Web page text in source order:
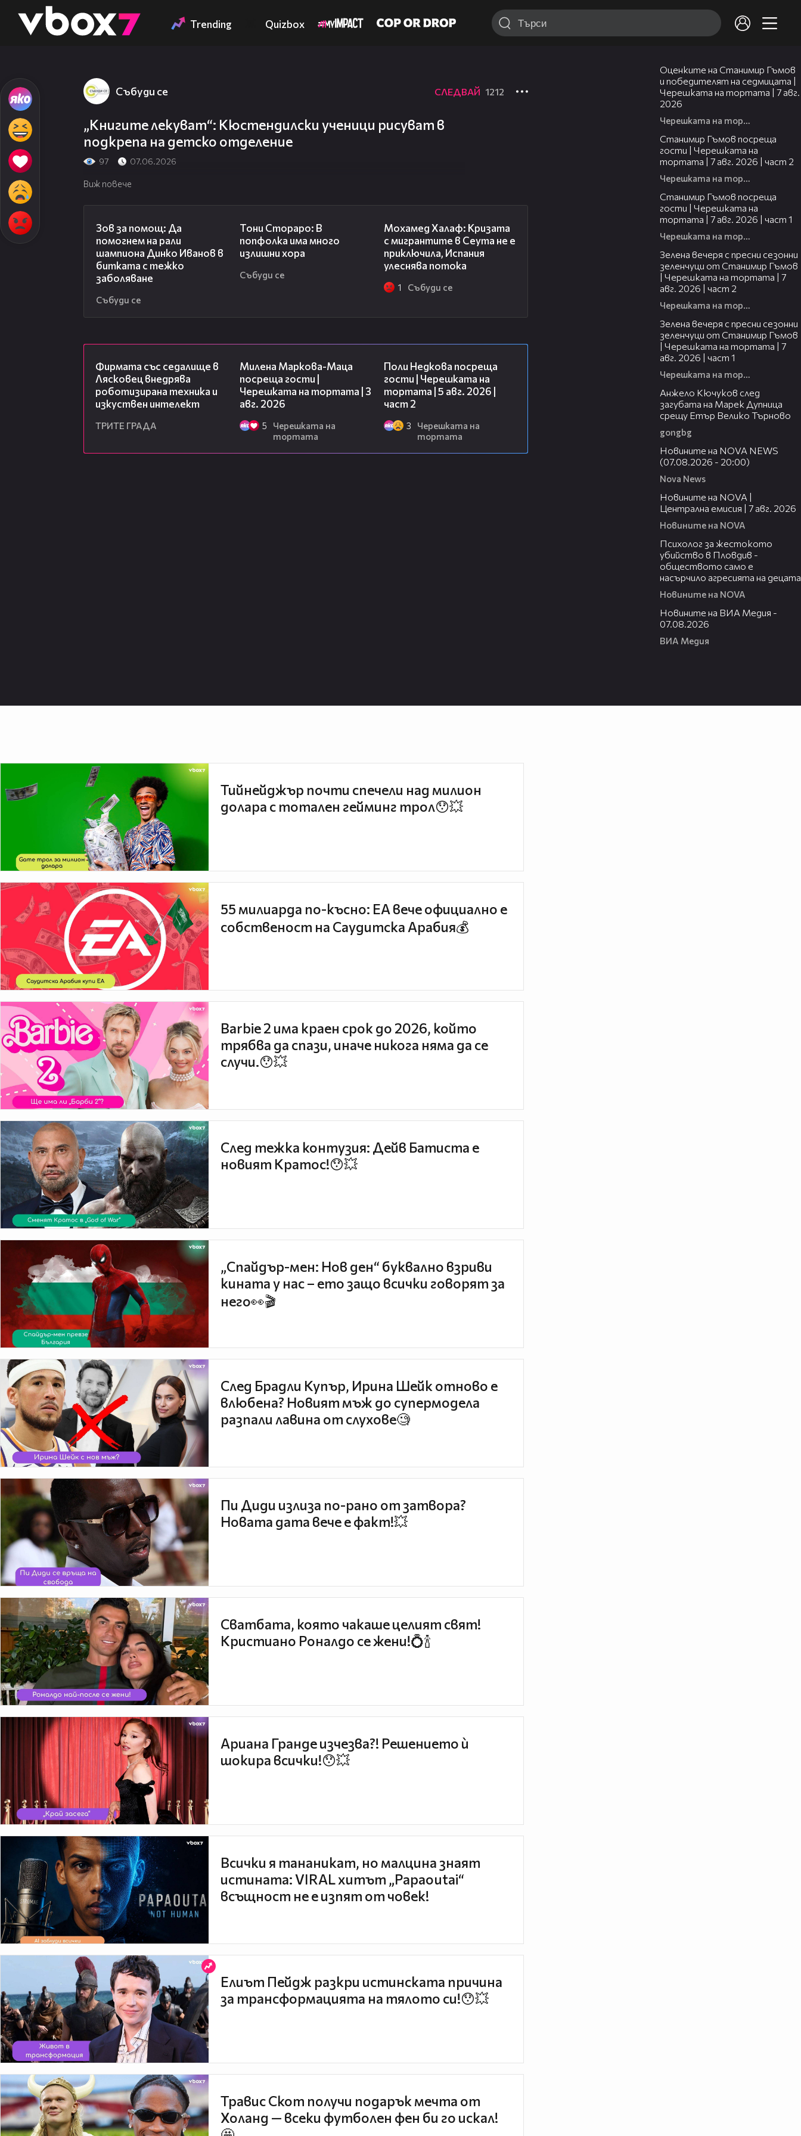
👾 Trending Quizbox
Събуди се СЛЕДВАЙ 1212
„Книгите лекуват“: Кюстендилски ученици рисуват в
подкрепа на детско отделение
97 07.06.2026
Виж повече
Зов за помощ: Да
помогнем на рали
шампиона Динко Иванов в
битката с тежко
заболяване
Събуди се
Тони Стораро: В
попфолка има много
излишни хора
Събуди се
Мохамед Халаф: Кризата
с мигрантите в Сеута не е
приключила, Испания
улеснява потока
1 Събуди се
Фирмата със седалище в
Лясковец внедрява
роботизирана техника и
изкуствен интелект
ТРИТЕ ГРАДА
Милена Маркова-Маца
посреща гости |
Черешката на тортата | 3
авг. 2026
5
Черешката на
тортата
Поли Недкова посреща
гости | Черешката на
тортата | 5 авг. 2026 |
част 2
3
Черешката на
тортата
Оценките на Станимир Гъмов
и победителят на седмицата |
Черешката на тортата | 7 авг.
2026
Черешката на тортата
Станимир Гъмов посреща
гости | Черешката на
тортата | 7 авг. 2026 | част 2
Черешката на тортата
Станимир Гъмов посреща
гости | Черешката на
тортата | 7 авг. 2026 | част 1
Черешката на тортата
Зелена вечеря с пресни сезонни
зеленчуци от Станимир Гъмов
| Черешката на тортата | 7
авг. 2026 | част 2
Черешката на тортата
Зелена вечеря с пресни сезонни
зеленчуци от Станимир Гъмов
| Черешката на тортата | 7
авг. 2026 | част 1
Черешката на тортата
Анжело Кючуков след
загубата на Марек Дупница
срещу Етър Велико Търново
gongbg
Новините на NOVA NEWS
(07.08.2026 - 20:00)
Nova News
Новините на NOVA |
Централна емисия | 7 авг. 2026
Новините на NOVA
Психолог за жестокото
убийство в Пловдив -
обществото само е
насърчило агресията на децата
Новините на NOVA
Новините на ВИА Медия -
07.08.2026
ВИА Медия
Тийнейджър почти спечели над милион
долара с тотален гейминг трол😯💥
55 милиарда по-късно: EA вече официално е
собственост на Саудитска Арабия💰
Barbie 2 има краен срок до 2026, който
трябва да спази, иначе никога няма да се
случи.😯💥
След тежка контузия: Дейв Батиста е
новият Кратос!😯💥
„Спайдър-мен: Нов ден“ буквално взриви
кината у нас – ето защо всички говорят за
него👀🎬
След Брадли Купър, Ирина Шейк отново е
влюбена? Новият мъж до супермодела
разпали лавина от слухове🧐
Пи Диди излиза по-рано от затвора?
Новата дата вече е факт!💥
Сватбата, която чакаше целият свят!
Кристиано Роналдо се жени!💍🍾
Ариана Гранде изчезва?! Решението ѝ
шокира всички!😯💥
Всички я тананикат, но малцина знаят
истината: VIRAL хитът „Papaoutai“
всъщност не е изпят от човек!
Елиът Пейдж разкри истинската причина
за трансформацията на тялото си!😯💥
Травис Скот получи подарък мечта от
Холанд — всеки футболен фен би го искал!